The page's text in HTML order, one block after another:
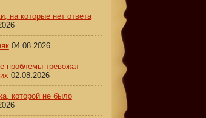
на которые нет ответа
04.08.2026
проблемы тревожат
02.08.2026
которой не было